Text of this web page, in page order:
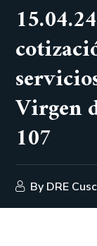
Virgen
107
By DRE